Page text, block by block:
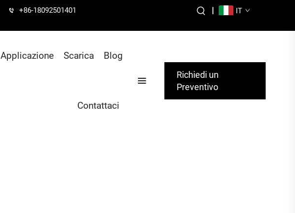
+86-18092501401
| IT
Applicazione Scarica Blog
Contattaci
Richiedi un
Preventivo